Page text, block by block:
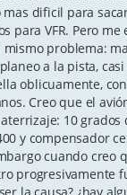
dificil para
para VFR. Pero
problema:
a la pista,
oblicuamente,
Creo que el
10 grados
y compensador
cuando creo
progresivamente